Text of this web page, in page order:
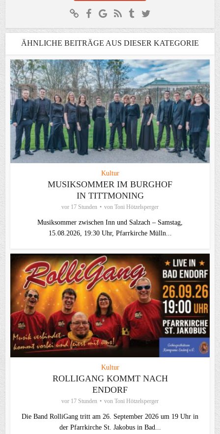
ÄHNLICHE BEITRÄGE AUS DIESER KATEGORIE
Kultur
MUSIKSOMMER IM BURGHOF
IN TITTMONING
vor 17 Stunden von Toni Hötzelsperger
Musiksommer zwischen Inn und Salzach – Samstag,
15.08.2026, 19:30 Uhr, Pfarrkirche Mülln...
Kultur
ROLLIGANG KOMMT NACH
ENDORF
vor 17 Stunden von Toni Hötzelsperger
Die Band RolliGang tritt am 26. September 2026 um 19 Uhr in
der Pfarrkirche St. Jakobus in Bad...